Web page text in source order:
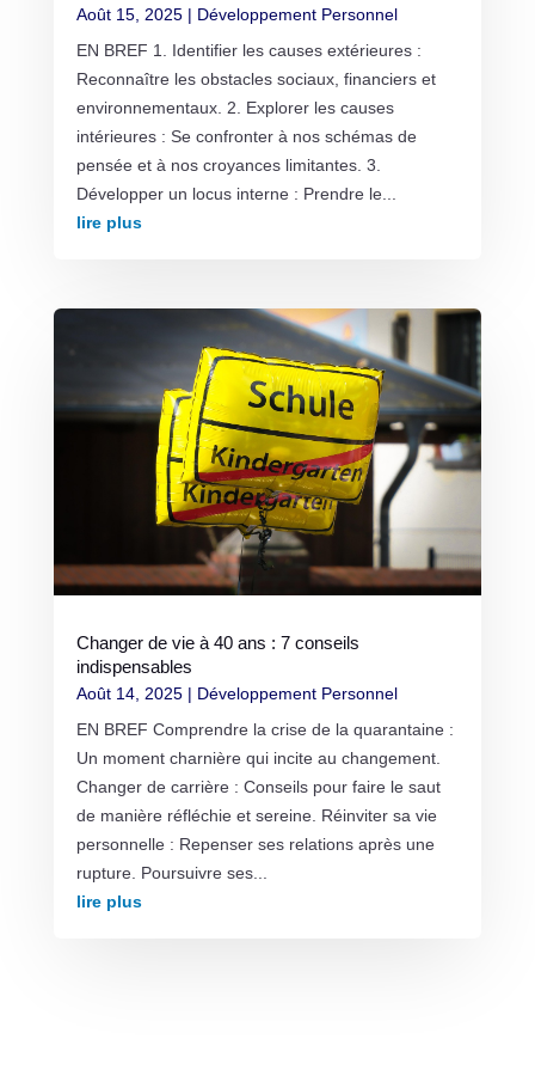
Août 15, 2025| Développement Personnel
EN BREF 1. Identifier les causes extérieures :
Reconnaître les obstacles sociaux, financiers et
environnementaux. 2. Explorer les causes
intérieures : Se confronter à nos schémas de
pensée et à nos croyances limitantes. 3.
Développer un locus interne : Prendre le...
lire plus
Changer de vie à 40 ans : 7 conseils
indispensables
Août 14, 2025| Développement Personnel
EN BREF Comprendre la crise de la quarantaine :
Un moment charnière qui incite au changement.
Changer de carrière : Conseils pour faire le saut
de manière réfléchie et sereine. Réinviter sa vie
personnelle : Repenser ses relations après une
rupture. Poursuivre ses...
lire plus